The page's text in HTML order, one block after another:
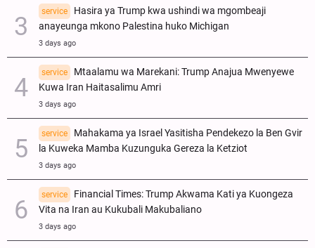
service
Hasira ya Trump kwa ushindi wa mgombeaji
anayeunga mkono Palestina huko Michigan
3 days ago
service
Mtaalamu wa Marekani: Trump Anajua Mwenyewe
Kuwa Iran Haitasalimu Amri
3 days ago
service
Mahakama ya Israel Yasitisha Pendekezo la Ben Gvir
la Kuweka Mamba Kuzunguka Gereza la Ketziot
3 days ago
service
Financial Times: Trump Akwama Kati ya Kuongeza
Vita na Iran au Kukubali Makubaliano
3 days ago